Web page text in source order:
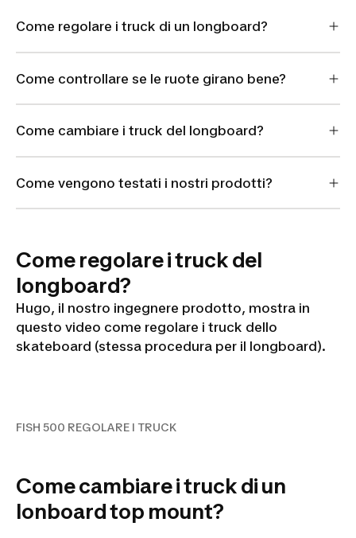
Come regolare i truck di un longboard?
Come controllare se le ruote girano bene?
Come cambiare i truck del longboard?
Come vengono testati i nostri prodotti?
Come regolare i truck del
longboard?
Hugo, il nostro ingegnere prodotto, mostra in
questo video come regolare i truck dello
skateboard (stessa procedura per il longboard).
FISH 500 REGOLARE I TRUCK
Come cambiare i truck di un
lonboard top mount?